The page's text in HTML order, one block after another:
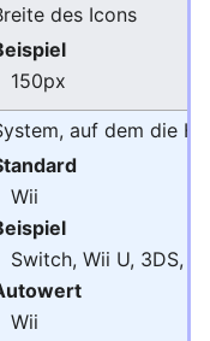
des Icons
150px
auf dem die
Wii
Switch, Wii U, 3DS,
Wii